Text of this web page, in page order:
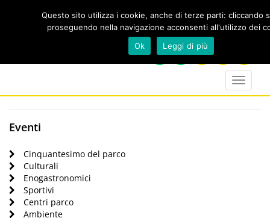
twitter
map-
marker
calendar
Toggle
Eventi
Cinquantesimo del parco
Culturali
Enogastronomici
Sportivi
Centri parco
Ambiente
Questo sito utilizza i cookie, anche di terze parti: cliccando
proseguendo nella navigazione acconsenti all'utilizzo dei
Ok
Leggi di più